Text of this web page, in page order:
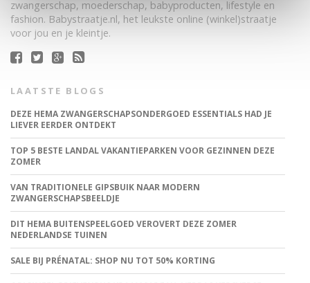
zwangerschap, moederschap, babyproducten, lifestyle en
fashion. Babystraatje.nl, het leukste online (winkel)straatje
voor jou en je kleintje.
LAATSTE BLOGS
DEZE HEMA ZWANGERSCHAPSONDERGOED ESSENTIALS HAD JE
LIEVER EERDER ONTDEKT
TOP 5 BESTE LANDAL VAKANTIEPARKEN VOOR GEZINNEN DEZE
ZOMER
VAN TRADITIONELE GIPSBUIK NAAR MODERN
ZWANGERSCHAPSBEELDJE
DIT HEMA BUITENSPEELGOED VEROVERT DEZE ZOMER
NEDERLANDSE TUINEN
SALE BIJ PRÉNATAL: SHOP NU TOT 50% KORTING